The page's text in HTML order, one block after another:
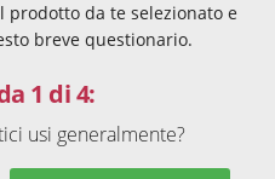
da te selezionato e
breve questionario.
1 di 4:
usi generalmente?